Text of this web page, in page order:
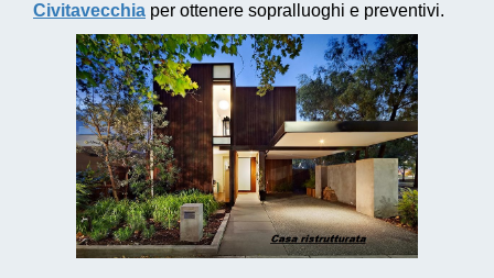
Civitavecchia per ottenere sopralluoghi e preventivi.